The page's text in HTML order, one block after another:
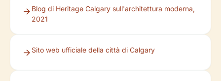
Blog di Heritage Calgary sull'architettura moderna,
2021
Sito web ufficiale della città di Calgary